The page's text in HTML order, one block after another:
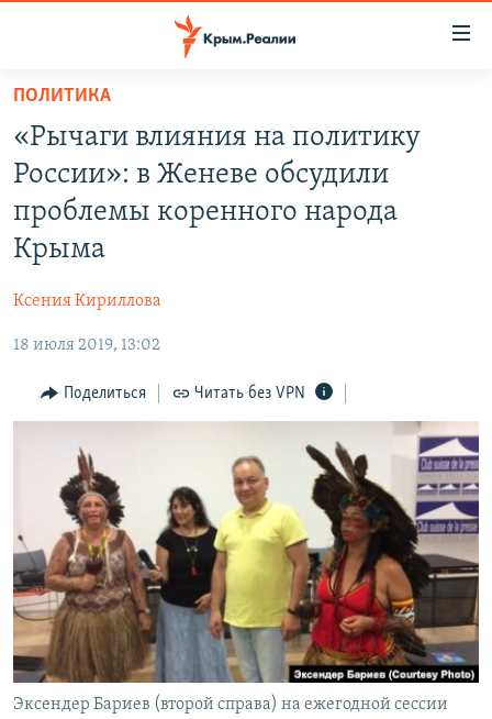
Вернуться
основному
содержанию
Вернутся
главной
Вернутся
ГРУЗ 200
ВОДА
ИСТОРИЯ
ИНТЕРАКТИВ
ИНФОГРАФИКА
ТЕЛЕПРОЕКТ КРЫМ.РЕАЛИИ
ПРОПАВШИЕ БЕЗ ВЕСТИ
ПОБЕДИТЕЛЕЙ НЕ СУДЯТ?
КРЫМ.НЕПОКОРЕННЫЙ
ELIFBE
УКРАИНСКАЯ ПРОБЛЕМА КРЫМА
РАДІО СВОБОДА
КАК ОБОЙТИ БЛОКИРОВКУ
Qırımtatar
ПРИСОЕДИНЯЙТЕСЬ!
Все сайты RFE/RL
ПОЛИТИКА
«Рычаги влияния на политику
России»: в Женеве обсудили
проблемы коренного народа
Крыма
Ксения Кириллова
18 июля 2019, 13:02
Поделиться Читать без VPN
Эксендер Бариев (второй справа) на ежегодной сессии